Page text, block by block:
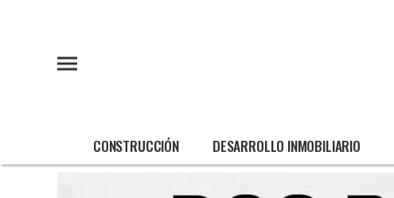
CONSTRUCCIÓN DESARROLLO INMOBILIARIO